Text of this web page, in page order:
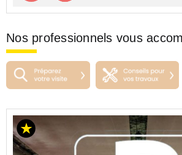
Nos professionnels vous